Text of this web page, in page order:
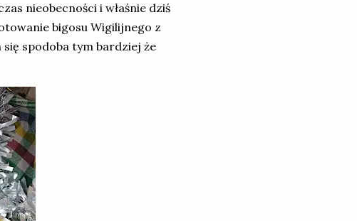
nieobecności i właśnie dziś
bigosu Wigilijnego z
spodoba tym bardziej że